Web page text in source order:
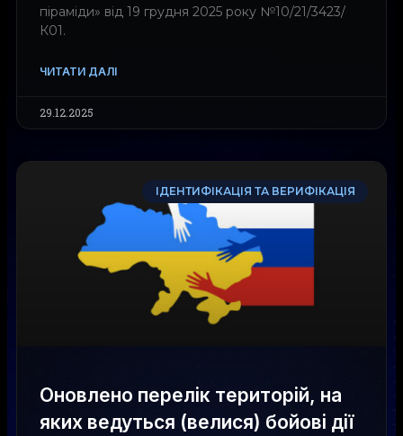
піраміди» від 19 грудня 2025 року №10/21/3423/
К01.
ЧИТАТИ ДАЛІ
29.12.2025
ІДЕНТИФІКАЦІЯ ТА ВЕРИФІКАЦІЯ
Оновлено перелік територій, на
яких ведуться (велися) бойові дії